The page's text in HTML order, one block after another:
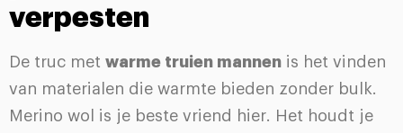
verpesten
De truc met warme truien mannen is het vinden
van materialen die warmte bieden zonder bulk.
Merino wol is je beste vriend hier. Het houdt je